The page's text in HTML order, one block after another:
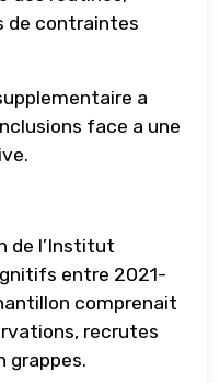
de contraintes
a
face a une
de l’Institut
entre 2021-
comprenait
recrutes
grappes.